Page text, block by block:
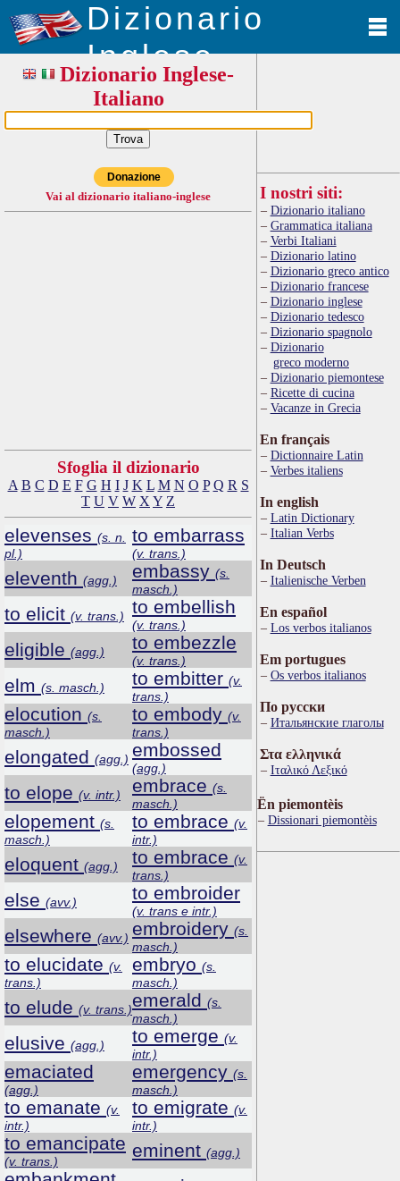
Dizionario
Inglese
Dizionario Inglese-
Italiano
Donazione
Vai al dizionario italiano-inglese
Sfoglia il dizionario
A B C D E F G H I J K L M N O P Q R S
T U V W X Y Z
elevenses (s. n.
pl.)
to embarrass
(v. trans.)
eleventh (agg.) embassy (s.
masch.)
to elicit (v. trans.) to embellish
(v. trans.)
eligible (agg.) to embezzle
(v. trans.)
elm (s. masch.) to embitter (v.
trans.)
elocution (s.
masch.)
to embody (v.
trans.)
elongated (agg.) embossed
(agg.)
to elope (v. intr.) embrace (s.
masch.)
elopement (s.
masch.)
to embrace (v.
intr.)
eloquent (agg.) to embrace (v.
trans.)
else (avv.) to embroider
(v. trans e intr.)
elsewhere (avv.) embroidery (s.
masch.)
to elucidate (v.
trans.)
embryo (s.
masch.)
to elude (v. trans.)emerald (s.
masch.)
elusive (agg.) to emerge (v.
intr.)
emaciated
(agg.)
emergency (s.
masch.)
to emanate (v.
intr.)
to emigrate (v.
intr.)
to emancipate
(v. trans.)
eminent (agg.)
I nostri siti:
Dizionario italiano
Grammatica italiana
Verbi Italiani
Dizionario latino
Dizionario greco antico
Dizionario francese
Dizionario inglese
Dizionario tedesco
Dizionario spagnolo
Dizionario
greco moderno
Dizionario piemontese
Ricette di cucina
Vacanze in Grecia
En français
Dictionnaire Latin
Verbes italiens
In english
Latin Dictionary
Italian Verbs
In Deutsch
Italienische Verben
En español
Los verbos italianos
Em portugues
Os verbos italianos
По русски
Итальянские глаголы
Στα ελληνικά
Ιταλικό Λεξικό
Ën piemontèis
Dissionari piemontèis